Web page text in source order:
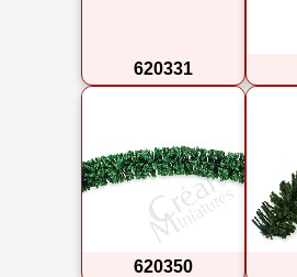
620331
620350